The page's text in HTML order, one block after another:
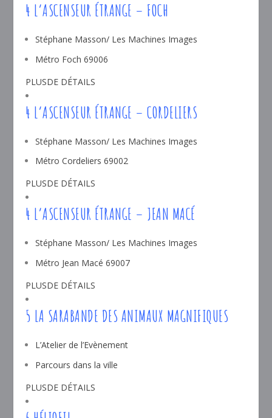
4 L’ASCENSEUR ÉTRANGE – FOCH
Stéphane Masson/ Les Machines Images
Métro Foch 69006
PLUSDE DÉTAILS
4 L’ASCENSEUR ÉTRANGE – CORDELIERS
Stéphane Masson/ Les Machines Images
Métro Cordeliers 69002
PLUSDE DÉTAILS
4 L’ASCENSEUR ÉTRANGE – JEAN MACÉ
Stéphane Masson/ Les Machines Images
Métro Jean Macé 69007
PLUSDE DÉTAILS
5 LA SARABANDE DES ANIMAUX MAGNIFIQUES
L’Atelier de l’Evènement
Parcours dans la ville
PLUSDE DÉTAILS